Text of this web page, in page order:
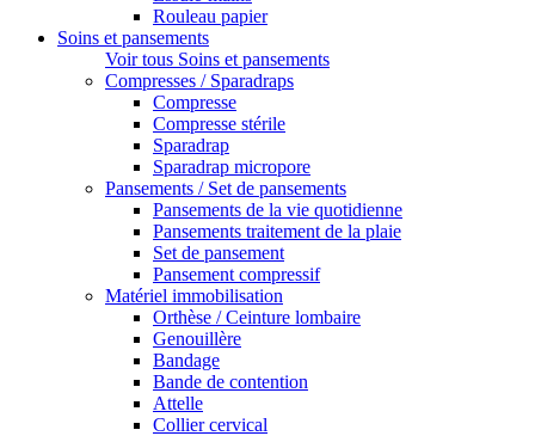
Rouleau papier
Soins et pansements
Voir tous Soins et pansements
Compresses / Sparadraps
Compresse
Compresse stérile
Sparadrap
Sparadrap micropore
Pansements / Set de pansements
Pansements de la vie quotidienne
Pansements traitement de la plaie
Set de pansement
Pansement compressif
Matériel immobilisation
Orthèse / Ceinture lombaire
Genouillère
Bandage
Bande de contention
Attelle
Collier cervical